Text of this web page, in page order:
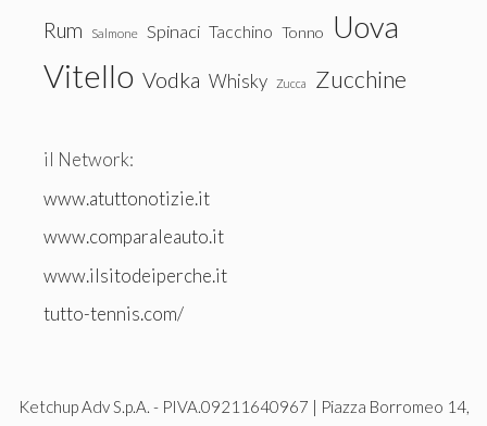
Rum Salmone Spinaci Tacchino Tonno Uova
Vitello Vodka Whisky Zucca Zucchine
il Network:
www.atuttonotizie.it
www.comparaleauto.it
www.ilsitodeiperche.it
tutto-tennis.com/
Ketchup Adv S.p.A. - PIVA.09211640967 | Piazza Borromeo 14,